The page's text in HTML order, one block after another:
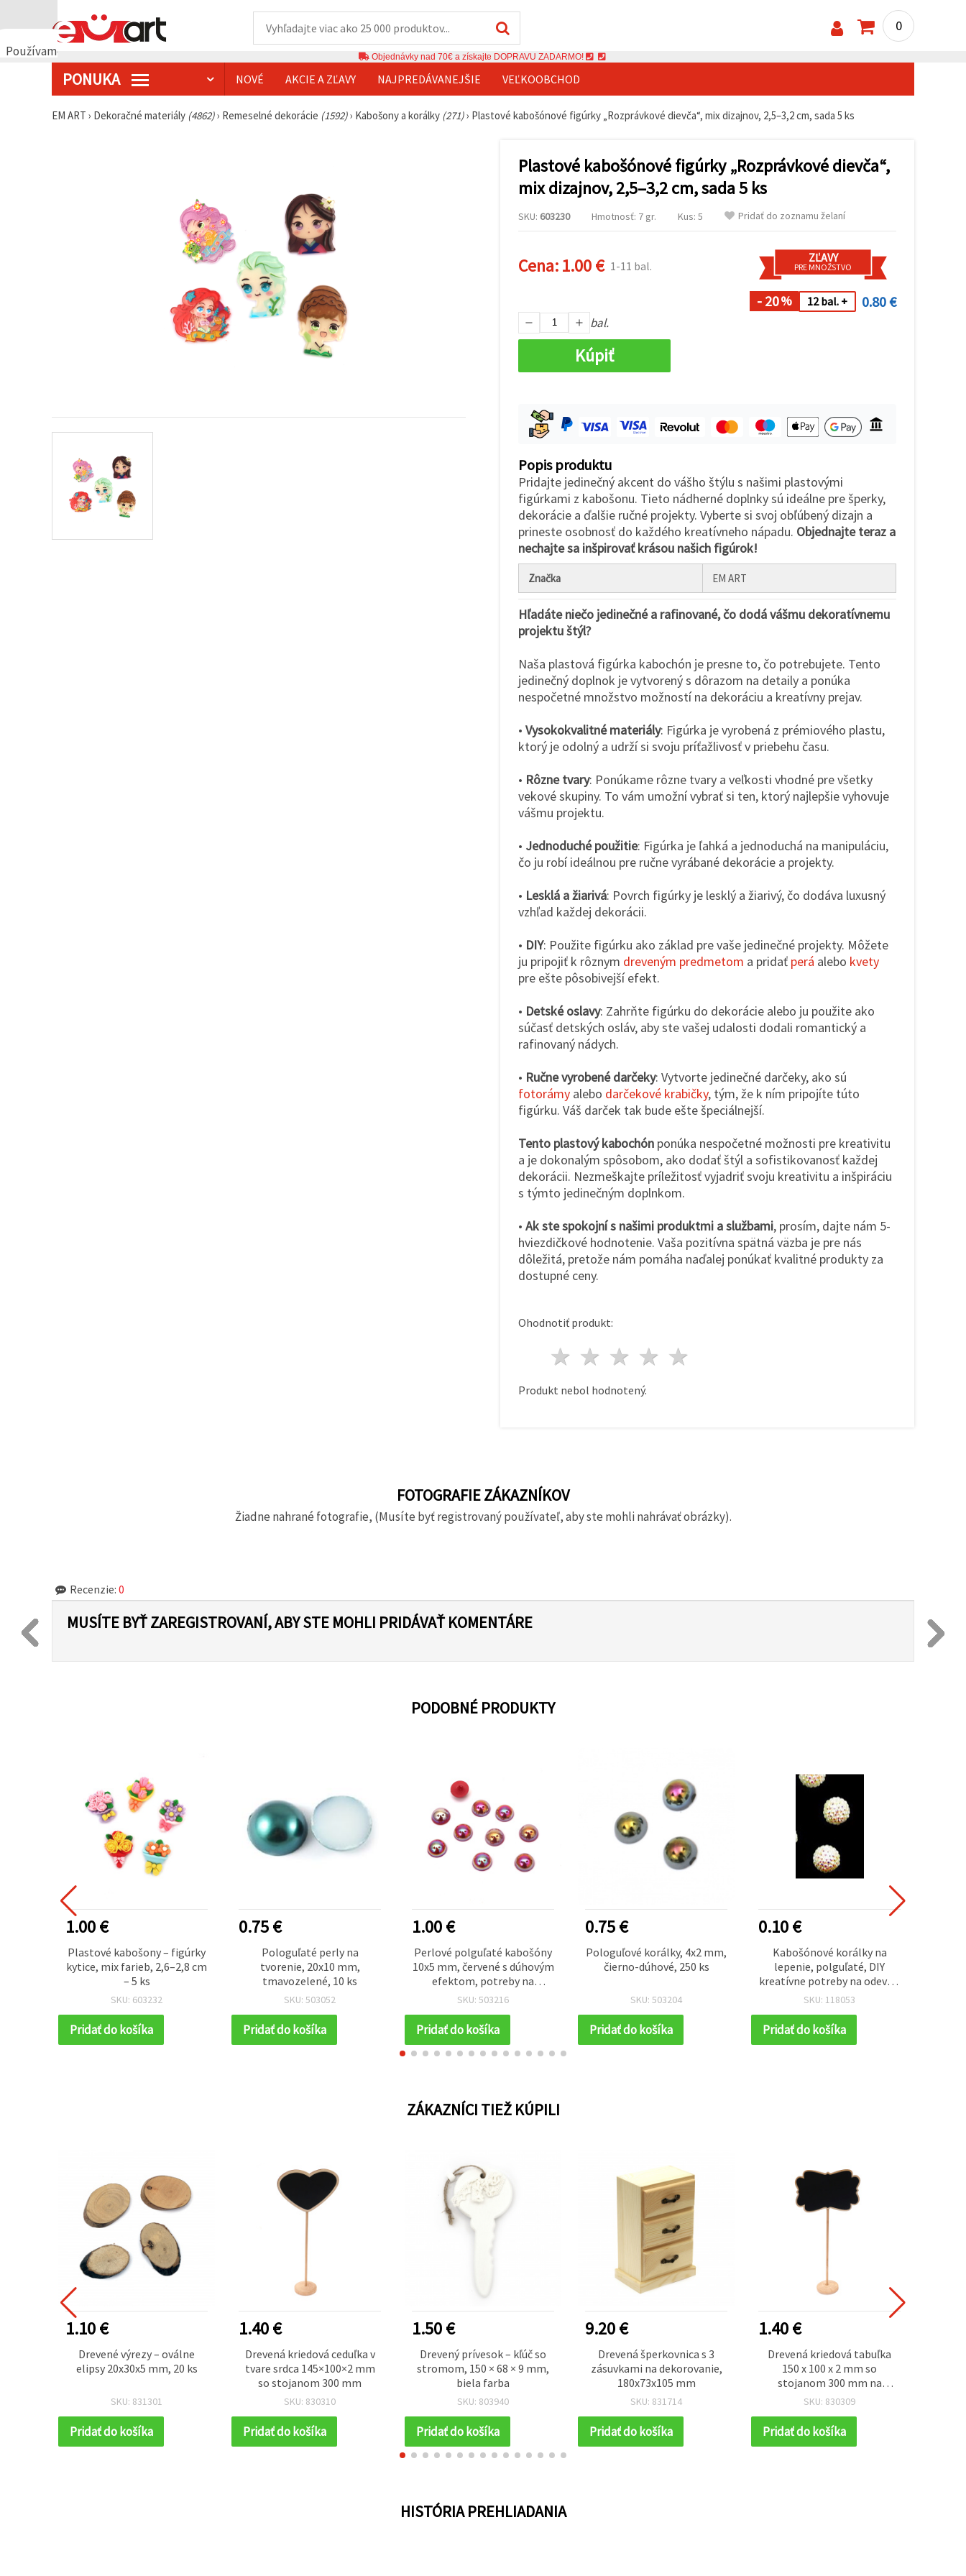
Používame
0
Objednávky nad 70€ a získajte DOPRAVU ZADARMO!
PONUKA NOVÉ AKCIE A ZĽAVY NAJPREDÁVANEJŠIE VEĽKOOBCHOD
EM ART › Dekoračné materiály (4862)› Remeselné dekorácie (1592)› Kabošony a korálky (271)› Plastové kabošónové figúrky „Rozprávkové dievča“, mix dizajnov, 2,5–3,2 cm, sada 5 ks
Plastové kabošónové figúrky „Rozprávkové dievča“,
mix dizajnov, 2,5–3,2 cm, sada 5 ks
SKU: 603230 Hmotnosť: 7 gr. Kus: 5 Pridať do zoznamu želaní
Cena:1.00 € 1-11 bal.
ZĽAVY
PRE MNOŽSTVO
- 20% 12 bal. + 0.80 €
bal.
Kúpiť
Popis produktu
Pridajte jedinečný akcent do vášho štýlu s našimi plastovými
figúrkami z kabošonu. Tieto nádherné doplnky sú ideálne pre šperky,
dekorácie a ďalšie ručné projekty. Vyberte si svoj obľúbený dizajn a
prineste osobnosť do každého kreatívneho nápadu. Objednajte teraz a
nechajte sa inšpirovať krásou našich figúrok!
Značka EM ART
Hľadáte niečo jedinečné a rafinované, čo dodá vášmu dekoratívnemu
projektu štýl?
Naša plastová figúrka kabochón je presne to, čo potrebujete. Tento
jedinečný doplnok je vytvorený s dôrazom na detaily a ponúka
nespočetné množstvo možností na dekoráciu a kreatívny prejav.
• Vysokokvalitné materiály: Figúrka je vyrobená z prémiového plastu,
ktorý je odolný a udrží si svoju príťažlivosť v priebehu času.
• Rôzne tvary: Ponúkame rôzne tvary a veľkosti vhodné pre všetky
vekové skupiny. To vám umožní vybrať si ten, ktorý najlepšie vyhovuje
vášmu projektu.
• Jednoduché použitie: Figúrka je ľahká a jednoduchá na manipuláciu,
čo ju robí ideálnou pre ručne vyrábané dekorácie a projekty.
• Lesklá a žiarivá: Povrch figúrky je lesklý a žiarivý, čo dodáva luxusný
vzhľad každej dekorácii.
• DIY: Použite figúrku ako základ pre vaše jedinečné projekty. Môžete
ju pripojiť k rôznym dreveným predmetom a pridať perá alebo kvety
pre ešte pôsobivejší efekt.
• Detské oslavy: Zahrňte figúrku do dekorácie alebo ju použite ako
súčasť detských osláv, aby ste vašej udalosti dodali romantický a
rafinovaný nádych.
• Ručne vyrobené darčeky: Vytvorte jedinečné darčeky, ako sú
fotorámy alebo darčekové krabičky, tým, že k ním pripojíte túto
figúrku. Váš darček tak bude ešte špeciálnejší.
Tento plastový kabochón ponúka nespočetné možnosti pre kreativitu
a je dokonalým spôsobom, ako dodať štýl a sofistikovanosť každej
dekorácii. Nezmeškajte príležitosť vyjadriť svoju kreativitu a inšpiráciu
s týmto jedinečným doplnkom.
• Ak ste spokojní s našimi produktmi a službami, prosím, dajte nám 5-
hviezdičkové hodnotenie. Vaša pozitívna spätná väzba je pre nás
dôležitá, pretože nám pomáha naďalej ponúkať kvalitné produkty za
dostupné ceny.
Ohodnotiť produkt:
4 hviezdy
3 hviezdy
2 hviezdy
1 hviezda
Produkt nebol hodnotený.
FOTOGRAFIE ZÁKAZNÍKOV
Žiadne nahrané fotografie, (Musíte byť registrovaný používateľ, aby ste mohli nahrávať obrázky).
Recenzie: 0
MUSÍTE BYŤ ZAREGISTROVANÍ, ABY STE MOHLI PRIDÁVAŤ KOMENTÁRE
PODOBNÉ PRODUKTY
1.00 €
Plastové kabošony – figúrky
kytice, mix farieb, 2,6–2,8 cm
– 5 ks
SKU: 603232
Pridať do košíka
0.75 €
Pologuľaté perly na
tvorenie, 20x10 mm,
tmavozelené, 10 ks
SKU: 503052
Pridať do košíka
1.00 €
Perlové polguľaté kabošóny
10x5 mm, červené s dúhovým
efektom, potreby na
tvorenie – 50 ks
SKU: 503216
Pridať do košíka
0.75 €
Pologuľové korálky, 4x2 mm,
čierno-dúhové, 250 ks
SKU: 503204
Pridať do košíka
0.10 €
Kabošónové korálky na
lepenie, polguľaté, DIY
kreatívne potreby na odevy a
výrobu šperkov, 6 mm, biele
SKU: 118053
Pridať do košíka
ZÁKAZNÍCI TIEŽ KÚPILI
1.10 €
Drevené výrezy – oválne
elipsy 20x30x5 mm, 20 ks
SKU: 831301
Pridať do košíka
1.40 €
Drevená kriedová ceduľka v
tvare srdca 145×100×2 mm
so stojanom 300 mm
SKU: 830310
Pridať do košíka
1.50 €
Drevený prívesok – kľúč so
stromom, 150 × 68 × 9 mm,
biela farba
SKU: 803940
Pridať do košíka
9.20 €
Drevená šperkovnica s 3
zásuvkami na dekorovanie,
180x73x105 mm
SKU: 831714
Pridať do košíka
1.40 €
Drevená kriedová tabuľka
150 x 100 x 2 mm so
stojanom 300 mm na
tvorenie
SKU: 830309
Pridať do košíka
HISTÓRIA PREHLIADANIA